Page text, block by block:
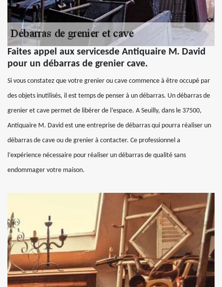
Faites appel aux servicesde Antiquaire M. David
pour un débarras de grenier cave.
Si vous constatez que votre grenier ou cave commence à être occupé par
des objets inutilisés, il est temps de penser à un débarras. Un débarras de
grenier et cave permet de libérer de l’espace. A Seuilly, dans le 37500,
Antiquaire M. David est une entreprise de débarras qui pourra réaliser un
débarras de cave ou de grenier à contacter. Ce professionnel a
l’expérience nécessaire pour réaliser un débarras de qualité sans
endommager votre maison.